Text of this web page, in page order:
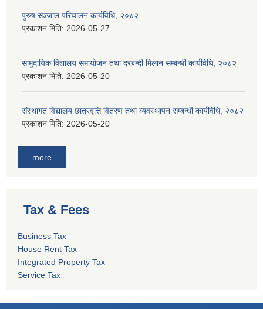
पुरुष सञ्जाल परिचालन कार्यविधि, २०८२
प्रकाशन मिति: 2026-05-27
सामुदायिक विद्यालय समायोजन तथा दरबन्दी मिलान सम्बन्धी कार्यविधि, २०८२
प्रकाशन मिति: 2026-05-20
संस्थागत विद्यालय छात्रवृत्ति वितरण तथा व्यवस्थापन सम्बन्धी कार्यविधि, २०८२
प्रकाशन मिति: 2026-05-20
more
Tax & Fees
Business Tax
House Rent Tax
Integrated Property Tax
Service Tax